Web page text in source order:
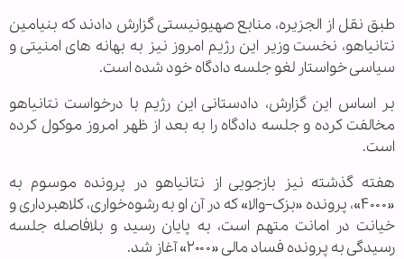
طبق نقل از الجزیره، منابع صهیونیستی گزارش دادند که بنیامین
نتانیاهو، نخست وزیر این رژیم امروز نیز به بهانه های امنیتی و
سیاسی خواستار لغو جلسه دادگاه خود شده است.
بر اساس این گزارش، دادستانی این رژیم با درخواست نتانیاهو
مخالفت کرده و جلسه دادگاه را به بعد از ظهر امروز موکول کرده
است.
هفته گذشته نیز بازجویی از نتانیاهو در پرونده موسوم به
«۴۰۰۰»، پرونده «بزک–والا» که در آن او به رشوه‌خواری، کلاهبرداری و
خیانت در امانت متهم است، به پایان رسید و بلافاصله جلسه
رسیدگی به پرونده فساد مالی «۲۰۰۰» آغاز شد.